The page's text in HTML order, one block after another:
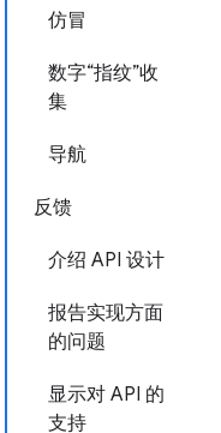
仿冒
数字“指纹”收
集
导航
反馈
介绍 API 设计
报告实现方面
的问题
显示对 API 的
支持